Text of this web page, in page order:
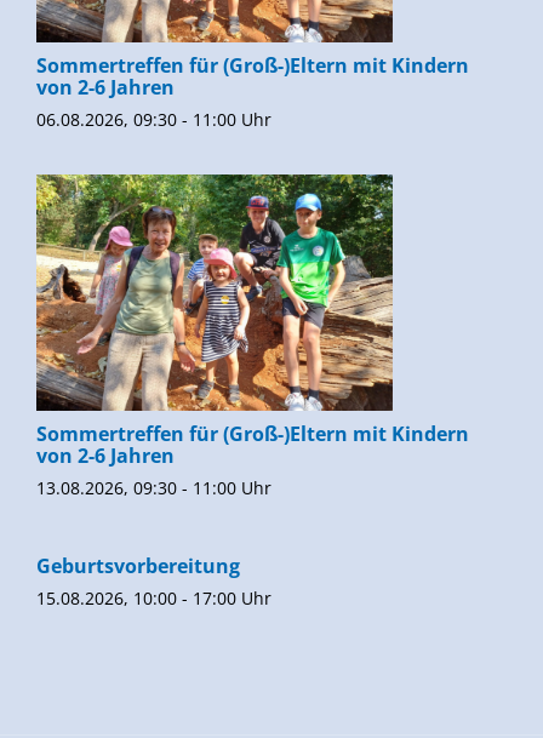
Sommertreffen für (Groß-)Eltern mit Kindern
von 2-6 Jahren
06.08.2026, 09:30 - 11:00 Uhr
Sommertreffen für (Groß-)Eltern mit Kindern
von 2-6 Jahren
13.08.2026, 09:30 - 11:00 Uhr
Geburtsvorbereitung
15.08.2026, 10:00 - 17:00 Uhr